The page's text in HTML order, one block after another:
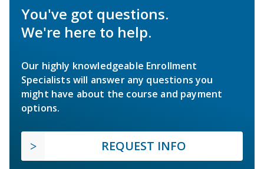
You've got questions.
We're here to help.
Our highly knowledgeable Enrollment
Specialists will answer any questions you
might have about the course and payment
options.
REQUEST INFO